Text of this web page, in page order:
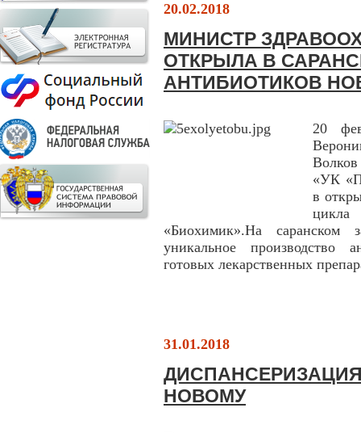
20.02.2018
МИНИСТР
ОТКРЫЛА В
АНТИБИОТИКОВ
20
«УК
в
цикла
«Биохимик».На саранском
уникальное производство
готовых лекарственных
31.01.2018
НОВОМУ